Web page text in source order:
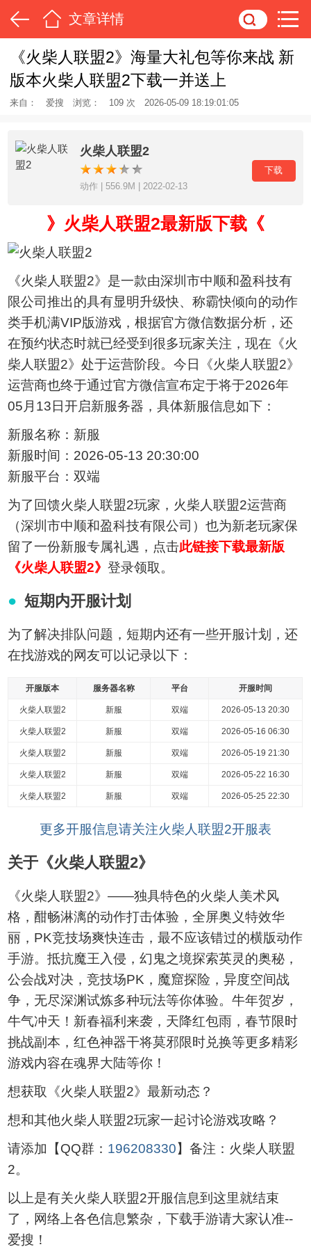
文章详情
《火柴人联盟2》海量大礼包等你来战 新
版本火柴人联盟2下载一并送上
来自： 爱搜 浏览： 109 次 2026-05-09 18:19:01:05
火柴人联盟2
动作 | 556.9M | 2022-02-13
下载
》火柴人联盟2最新版下载《
《火柴人联盟2》是一款由深圳市中顺和盈科技有
限公司推出的具有显明升级快、称霸快倾向的动作
类手机满VIP版游戏，根据官方微信数据分析，还
在预约状态时就已经受到很多玩家关注，现在《火
柴人联盟2》处于运营阶段。今日《火柴人联盟2》
运营商也终于通过官方微信宣布定于将于2026年
05月13日开启新服务器，具体新服信息如下：
新服名称：新服
新服时间：2026-05-13 20:30:00
新服平台：双端
为了回馈火柴人联盟2玩家，火柴人联盟2运营商
（深圳市中顺和盈科技有限公司）也为新老玩家保
留了一份新服专属礼遇，点击此链接下载最新版
《火柴人联盟2》登录领取。
短期内开服计划
为了解决排队问题，短期内还有一些开服计划，还
在找游戏的网友可以记录以下：
开服版本 服务器名称 平台 开服时间
火柴人联盟2 新服 双端 2026-05-13 20:30
火柴人联盟2 新服 双端 2026-05-16 06:30
火柴人联盟2 新服 双端 2026-05-19 21:30
火柴人联盟2 新服 双端 2026-05-22 16:30
火柴人联盟2 新服 双端 2026-05-25 22:30
更多开服信息请关注火柴人联盟2开服表
关于《火柴人联盟2》
《火柴人联盟2》——独具特色的火柴人美术风
格，酣畅淋漓的动作打击体验，全屏奥义特效华
丽，PK竞技场爽快连击，最不应该错过的横版动作
手游。抵抗魔王入侵，幻鬼之境探索英灵的奥秘，
公会战对决，竞技场PK，魔窟探险，异度空间战
争，无尽深渊试炼多种玩法等你体验。牛年贺岁，
牛气冲天！新春福利来袭，天降红包雨，春节限时
挑战副本，红色神器干将莫邪限时兑换等更多精彩
游戏内容在魂界大陆等你！
想获取《火柴人联盟2》最新动态？
想和其他火柴人联盟2玩家一起讨论游戏攻略？
请添加【QQ群： 196208330】备注：火柴人联盟
2。
以上是有关火柴人联盟2开服信息到这里就结束
了，网络上各色信息繁杂，下载手游请大家认准--
爱搜！